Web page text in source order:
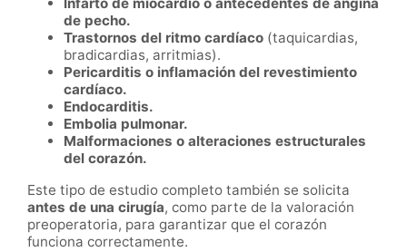
Infarto de miocardio o antecedentes de angina
de pecho.
Trastornos del ritmo cardíaco (taquicardias,
bradicardias, arritmias).
Pericarditis o inflamación del revestimiento
cardíaco.
Endocarditis.
Embolia pulmonar.
Malformaciones o alteraciones estructurales
del corazón.
Este tipo de estudio completo también se solicita
antes de una cirugía, como parte de la valoración
preoperatoria, para garantizar que el corazón
funciona correctamente.